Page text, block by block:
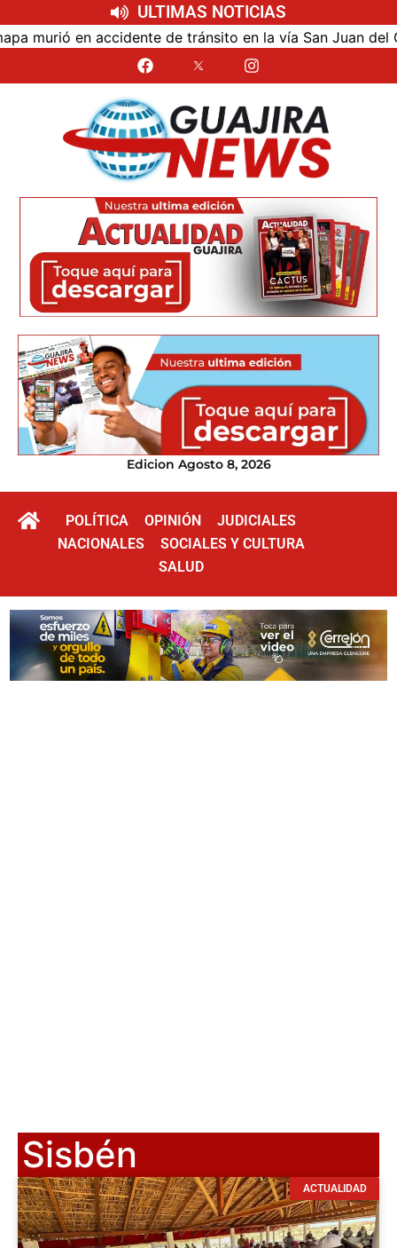
ULTIMAS NOTICIAS
en accidente de tránsito en la vía San Juan del
Edicion Agosto 8, 2026
POLÍTICA OPINIÓN
JUDICIALES
NACIONALES
SOCIALES Y CULTURA
SALUD
Sisbén
ACTUALIDAD